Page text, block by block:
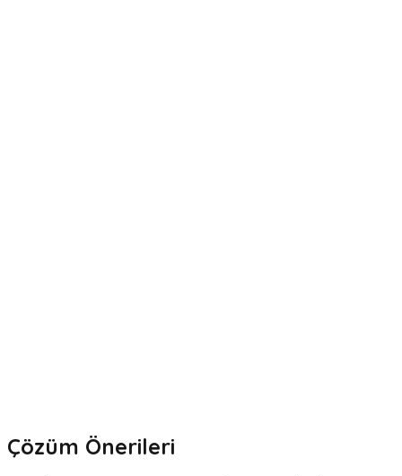
Çözüm Önerileri